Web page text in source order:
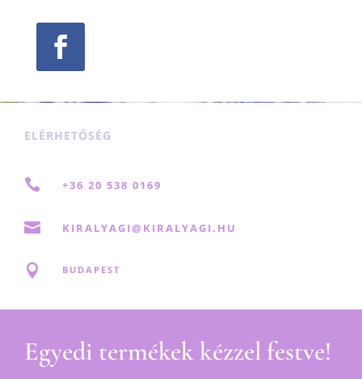
ELÉRHETŐSÉG
 +36 20 538 0169
 KIRALYAGI@KIRALYAGI.HU
 BUDAPEST
Egyedi termékek kézzel festve!